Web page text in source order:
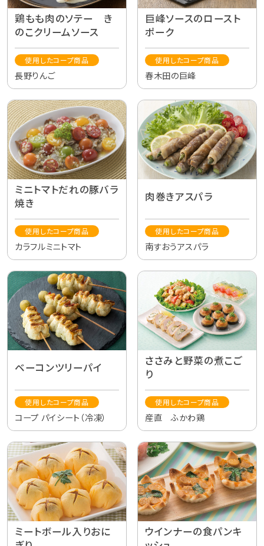
鶏もも肉のソテー き
のこクリームソース
使用したコープ商品
長野りんご
巨峰ソースのロースト
ポーク
使用したコープ商品
春木田の巨峰
ミニトマトだれの豚バラ
焼き
使用したコープ商品
カラフルミニトマト
肉巻きアスパラ
使用したコープ商品
南すおうアスパラ
ベーコンツリーパイ
使用したコープ商品
コープ パイシート（冷凍）
ささみと野菜の煮こご
り
使用したコープ商品
産直 ふかわ鶏
ミートボール入りおに
ウインナーの食パンキ